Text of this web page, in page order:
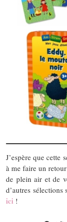
J’espère que cette
à me faire un
de plein air et de
d’autres
ici !